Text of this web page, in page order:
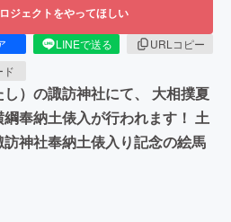
ジェクトをやってほしい
LINEで送る
URLコピー
ド
）の諏訪神社にて、 大相撲夏
奉納土俵入が行われます！ 土
神社奉納土俵入り記念の絵馬